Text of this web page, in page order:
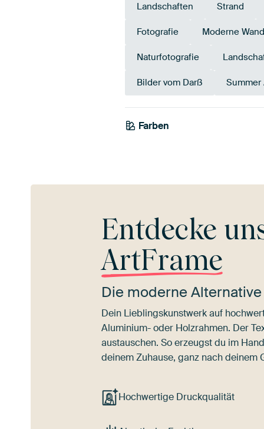
Landschaften Strand
Fotografie Moderne
Naturfotografie
Bilder vom Darß Summer
Farben
Blau
Entdecke
ArtFrame
Die moderne
Dein Lieblingskunstwerk auf
Aluminium- oder Holzrahmen. Der
austauschen. So erzeugst du im
deinem Zuhause, ganz nach deinem
Hochwertige Druckqualität